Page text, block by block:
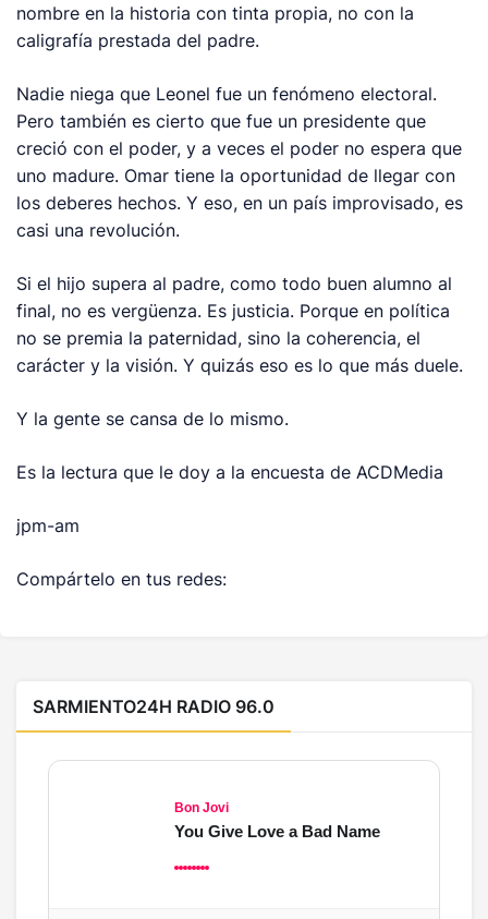
nombre en la historia con tinta propia, no con la
caligrafía prestada del padre.
Nadie niega que Leonel fue un fenómeno electoral.
Pero también es cierto que fue un presidente que
creció con el poder, y a veces el poder no espera que
uno madure. Omar tiene la oportunidad de llegar con
los deberes hechos. Y eso, en un país improvisado, es
casi una revolución.
Si el hijo supera al padre, como todo buen alumno al
final, no es vergüenza. Es justicia. Porque en política
no se premia la paternidad, sino la coherencia, el
carácter y la visión. Y quizás eso es lo que más duele.
Y la gente se cansa de lo mismo.
Es la lectura que le doy a la encuesta de ACDMedia
jpm-am
Compártelo en tus redes:
SARMIENTO24H RADIO 96.0
Bon Jovi
You Give Love a Bad Name